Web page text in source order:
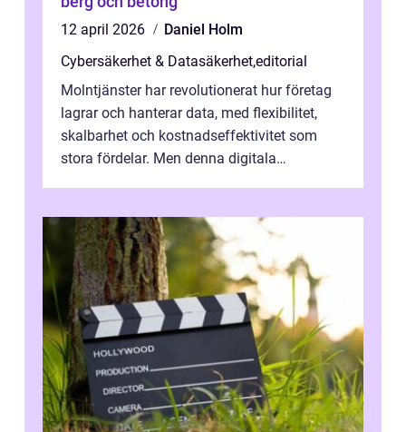
12 april 2026
Daniel Holm
Cybersäkerhet & Datasäkerhet,editorial
Molntjänster har revolutionerat hur företag
lagrar och hanterar data, med flexibilitet,
skalbarhet och kostnadseffektivitet som
stora fördelar. Men denna digitala